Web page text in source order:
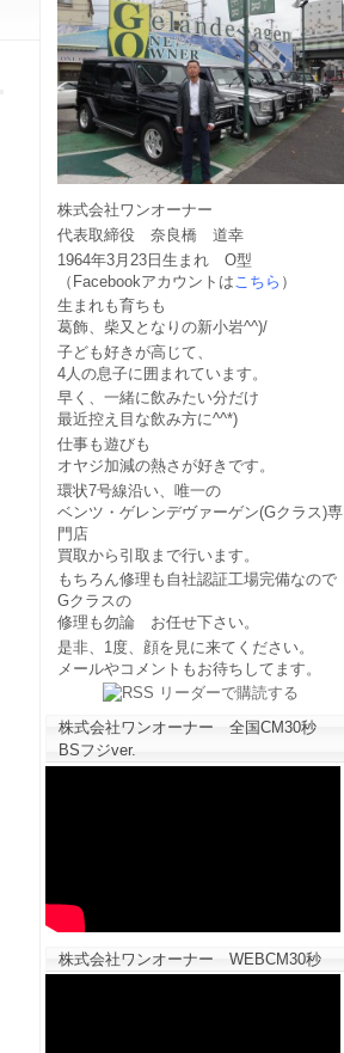
株式会社ワンオーナー
代表取締役 奈良橋 道幸
1964年3月23日生まれ O型
（Facebookアカウントは こちら ）
生まれも育ちも
葛飾、柴又となりの新小岩^^)/
子ども好きが高じて、
4人の息子に囲まれています。
早く、一緒に飲みたい分だけ
最近控え目な飲み方に^^*)
仕事も遊びも
オヤジ加減の熱さが好きです。
環状7号線沿い、唯一の
ベンツ・ゲレンデヴァーゲン(Gクラス)専
門店
買取から引取まで行います。
もちろん修理も自社認証工場完備なので
Gクラスの
修理も勿論 お任せ下さい。
是非、1度、顔を見に来てください。
メールやコメントもお待ちしてます。
株式会社ワンオーナー 全国CM30秒
BSフジver.
株式会社ワンオーナー WEBCM30秒